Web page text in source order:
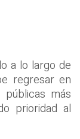
a lo largo de
regresar en
más
prioridad al